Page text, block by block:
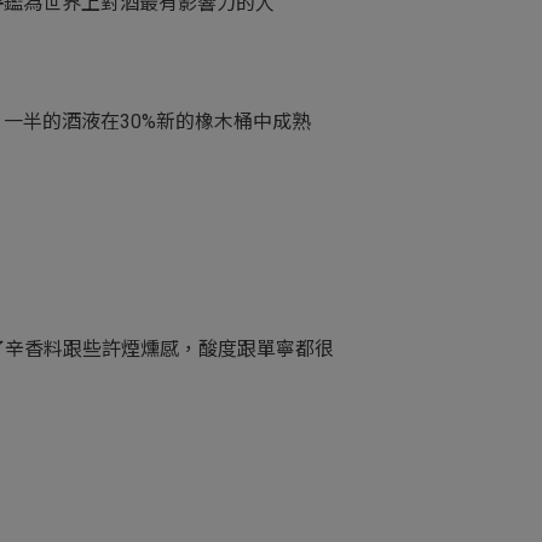
半的酒液在30%新的橡木桶中成熟
香料跟些許煙燻感，酸度跟單寧都很